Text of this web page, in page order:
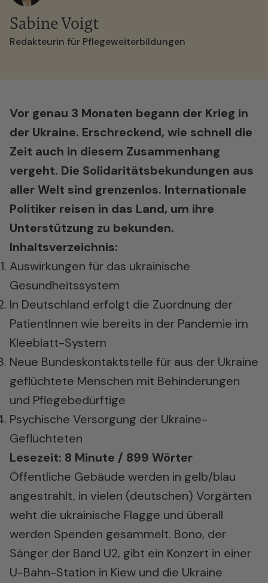
Sabine Voigt
Redakteurin für Pflegeweiterbildungen
Vor genau 3 Monaten begann der Krieg in
der Ukraine. Erschreckend, wie schnell die
Zeit auch in diesem Zusammenhang
vergeht. Die Solidaritätsbekundungen aus
aller Welt sind grenzenlos. Internationale
Politiker reisen in das Land, um ihre
Unterstützung zu bekunden.
Inhaltsverzeichnis:
Auswirkungen für das ukrainische
Gesundheitssystem
In Deutschland erfolgt die Zuordnung der
PatientInnen wie bereits in der Pandemie im
Kleeblatt-System
Neue Bundeskontaktstelle für aus der Ukraine
geflüchtete Menschen mit Behinderungen
und Pflegebedürftige
Psychische Versorgung der Ukraine-
Geflüchteten
Lesezeit: 8 Minute / 899 Wörter
Öffentliche Gebäude werden in gelb/blau
angestrahlt, in vielen (deutschen) Vorgärten
weht die ukrainische Flagge und überall
werden Spenden gesammelt. Bono, der
Sänger der Band U2, gibt ein Konzert in einer
U-Bahn-Station in Kiew und die Ukraine